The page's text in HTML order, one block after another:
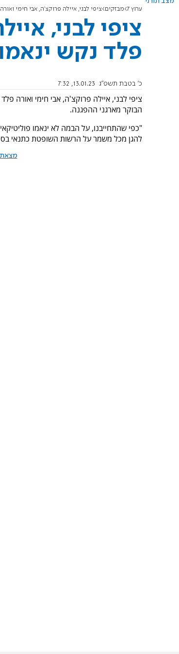
ערוץ 7 מבזקים ציפי לבני, איילה פרוקצ'ה, אבי חימי
ציפי לבני,
פלד נקש
כ' בטבת תשפ"ג 13.01.23, 7:32
ציפי לבני, איילה פרוקצ'ה, אבי חימי ואורה
הבוקר מארגני ההפגנה.
"כפי שהתחייבנו, על הבמה לא ינאמו
להגן מכל משמר על הרשות השופטת כתנאי